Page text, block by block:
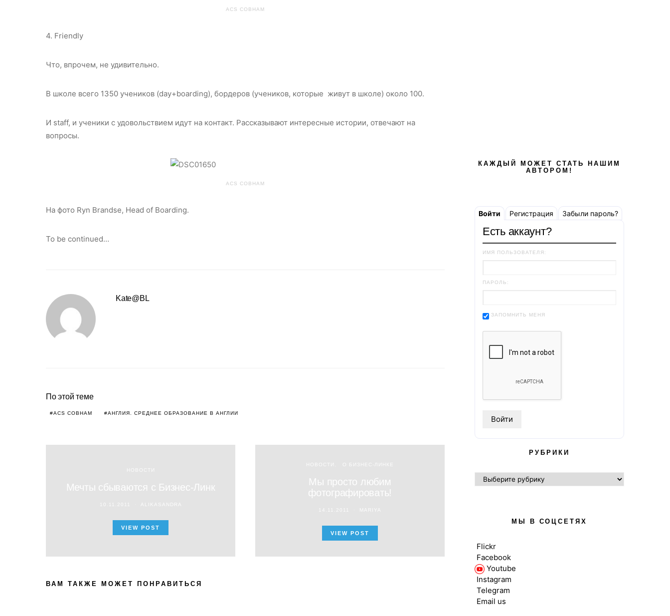
ACS COBHAM
4. Friendly
Что, впрочем, не удивительно.
В школе всего 1350 учеников (day+boarding), бордеров (учеников, которые живут в школе) около 100.
И staff, и ученики с удовольствием идут на контакт. Рассказывают интересные истории, отвечают на
вопросы.
ACS COBHAM
На фото Ryn Brandse, Head of Boarding.
To be continued…
Kate@BL
По этой теме
ACS COBHAM АНГЛИЯ. СРЕДНЕЕ ОБРАЗОВАНИЕ В АНГЛИИ
НОВОСТИ
Мечты сбываются с Бизнес-Линк
ALIKASANDRA
VIEW POST
НОВОСТИ О БИЗНЕС-ЛИНКЕ
Мы просто любим
фотографировать!
14.11.2011 MARIYA
VIEW POST
ВАМ ТАКЖЕ МОЖЕТ ПОНРАВИТЬСЯ
КАЖДЫЙ МОЖЕТ СТАТЬ НАШИМ
АВТОРОМ!
Войти Регистрация Забыли пароль?
Есть аккаунт?
ИМЯ ПОЛЬЗОВАТЕЛЯ:
ПАРОЛЬ:
ЗАПОМНИТЬ МЕНЯ
РУБРИКИ
РУБРИКИ
МЫ В СОЦСЕТЯХ
Flickr
Facebook
Youtube
Instagram
Telegram
Email us